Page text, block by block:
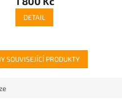
DETAIL
SOUVISEJÍCÍ PRODUKTY